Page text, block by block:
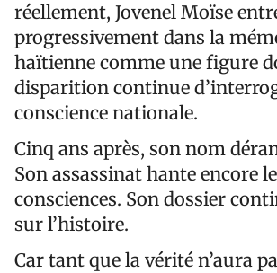
réellement, Jovenel Moïse
progressivement dans la
haïtienne comme une figure
disparition continue
conscience nationale.
Cinq ans après, son nom
Son assassinat hante encore
consciences. Son dossier
sur l’histoire.
Car tant que la vérité n’aura